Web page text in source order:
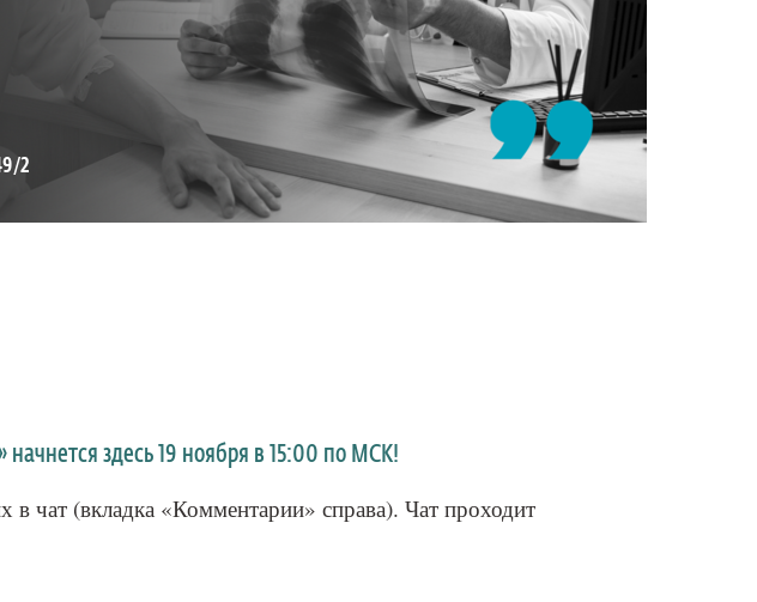
2
начнется здесь 19 ноября в 15:00 по МСК!
чат (вкладка «Комментарии» справа). Чат проходит